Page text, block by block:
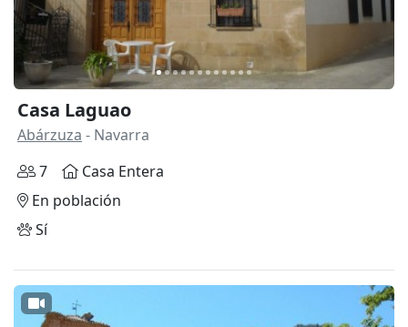
Casa Laguao
Abárzuza - Navarra
7
Casa Entera
En población
Sí